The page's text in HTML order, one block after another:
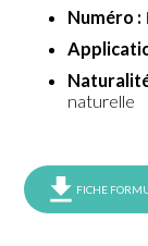
Numéro :
naturelle
FICHE